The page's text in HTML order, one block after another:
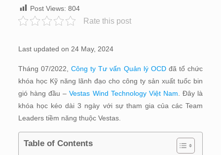
Post Views: 804
Rate this post
Last updated on 24 May, 2024
Tháng 07/2022,Công ty Tư vấn Quản lý OCDđã tổ chức
khóa học Kỹ năng lãnh đạo cho công ty sản xuất tuốc bin
gió hàng đầu –Vestas Wind Technology Việt Nam . Đây là
khóa học kéo dài 3 ngày với sự tham gia của các Team
Leaders tiềm năng thuộc Vestas.
Table of Contents